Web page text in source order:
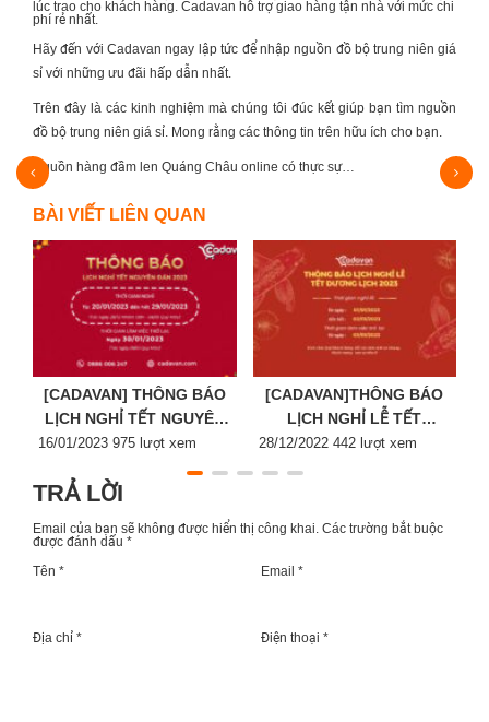
lúc trao cho khách hàng. Cadavan hỗ trợ giao hàng tận nhà với mức chi
phí rẻ nhất.
Hãy đến với Cadavan ngay lập tức để nhập nguồn đồ bộ trung niên giá
sỉ với những ưu đãi hấp dẫn nhất.
Trên đây là các kinh nghiệm mà chúng tôi đúc kết giúp bạn tìm nguồn
đồ bộ trung niên giá sỉ. Mong rằng các thông tin trên hữu ích cho bạn.
Nguồn hàng đầm len Quảng Châu online có thực sự… Kinh
BÀI VIẾT LIÊN QUAN
[CADAVAN] THÔNG BÁO
LỊCH NGHỈ TẾT NGUYÊN
ĐÁN 2023
Posted
16/01/2023 975 lượt xem
[CADAVAN]THÔNG BÁO
LỊCH NGHỈ LỄ TẾT
DƯƠNG LỊCH 2023
Posted
28/12/2022 442 lượt xem
TRẢ LỜI
Email của bạn sẽ không được hiển thị công khai. Các trường bắt buộc
được đánh dấu *
Tên *
Email *
Địa chỉ * Điện thoại *